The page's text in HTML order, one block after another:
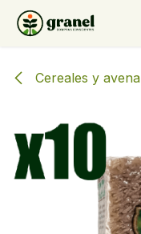
Ir al contenido
Cereales y avena